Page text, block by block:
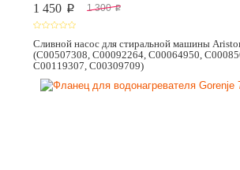
1 450 p 1 300 p
Сливной насос для стиральной машины
(C00507308, C00092264, C00064950,
C00119307, C00309709)